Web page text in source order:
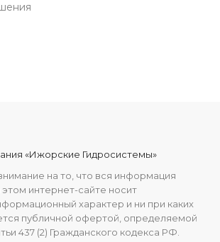
«Ижорские Гидросистемы»
на то, что вся информация
интернет-сайте носит
характер и ни при каких
публичной офертой, определяемой
437 (2) Гражданского кодекса РФ.